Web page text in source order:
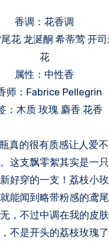
香调：花香调
花 龙涎酮 希蒂莺 开
花
属性：中性香
师：Fabrice Pellegrin
：木质 玫瑰 麝香 花香
真的很有质感让人爱
这支飘零絮其实是一
好穿的一支！荔枝小
能闻到略带粉感的鸢
，不过中调在我的皮
不是开头的荔枝玫瑰